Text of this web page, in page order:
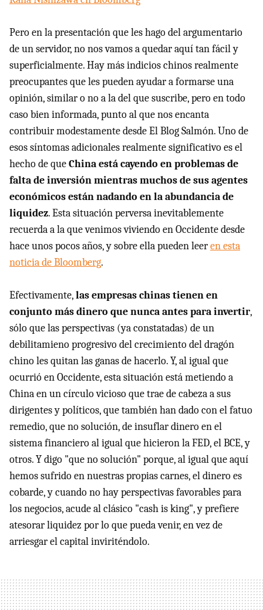
Pero en la presentación que les hago del argumentario
de un servidor, no nos vamos a quedar aquí tan fácil y
superficialmente. Hay más indicios chinos realmente
preocupantes que les pueden ayudar a formarse una
opinión, similar o no a la del que suscribe, pero en todo
caso bien informada, punto al que nos encanta
contribuir modestamente desde El Blog Salmón. Uno de
esos síntomas adicionales realmente significativo es el
hecho de queChina está cayendo en problemas de
falta de inversión mientras muchos de sus agentes
económicos están nadando en la abundancia de
liquidez. Esta situación perversa inevitablemente
recuerda a la que venimos viviendo en Occidente desde
hace unos pocos años, y sobre ella pueden leeren esta
noticia de Bloomberg.
Efectivamente,las empresas chinas tienen en
conjunto más dinero que nunca antes para invertir,
sólo que las perspectivas (ya constatadas) de un
debilitamieno progresivo del crecimiento del dragón
chino les quitan las ganas de hacerlo. Y, al igual que
ocurrió en Occidente, esta situación está metiendo a
China en un círculo vicioso que trae de cabeza a sus
dirigentes y políticos, que también han dado con el fatuo
remedio, que no solución, de insuflar dinero en el
sistema financiero al igual que hicieron la FED, el BCE, y
otros. Y digo "que no solución" porque, al igual que aquí
hemos sufrido en nuestras propias carnes, el dinero es
cobarde, y cuando no hay perspectivas favorables para
los negocios, acude al clásico "cash is king", y prefiere
atesorar liquidez por lo que pueda venir, en vez de
arriesgar el capital inviriténdolo.